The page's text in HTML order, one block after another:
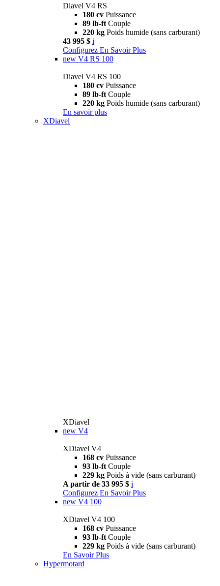
Diavel V4 RS
180 cv Puissance
89 lb-ft Couple
220 kg Poids humide (sans carburant)
43 995 $ i
Configurez En Savoir Plus
new V4 RS 100
Diavel V4 RS 100
180 cv Puissance
89 lb-ft Couple
220 kg Poids humide (sans carburant)
En savoir plus
XDiavel
XDiavel
new V4
XDiavel V4
168 cv Puissance
93 lb-ft Couple
229 kg Poids à vide (sans carburant)
A partir de 33 995 $ i
Configurez En Savoir Plus
new V4 100
XDiavel V4 100
168 cv Puissance
93 lb-ft Couple
229 kg Poids à vide (sans carburant)
En Savoir Plus
Hypermotard